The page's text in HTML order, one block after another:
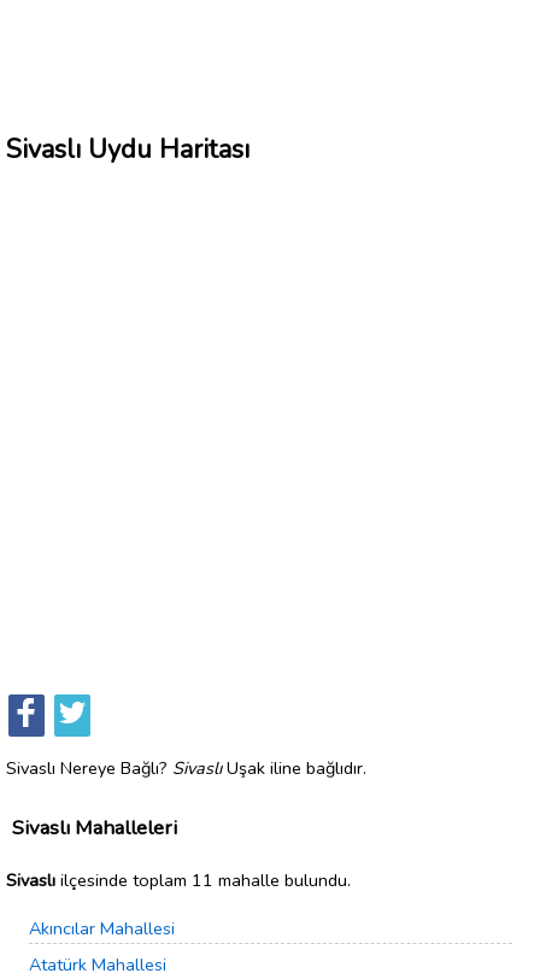
Sivaslı Uydu Haritası
Sivaslı Nereye Bağlı? SivaslıUşak iline bağlıdır.
Sivaslı Mahalleleri
Sivaslı ilçesinde toplam 11 mahalle bulundu.
Akıncılar Mahallesi
Atatürk Mahallesi